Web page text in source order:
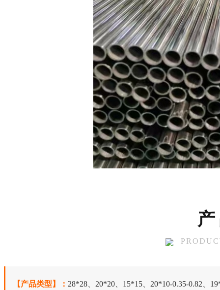
【产品类型】： 28*28、20*20、15*15、20*10-0.35-0.82、